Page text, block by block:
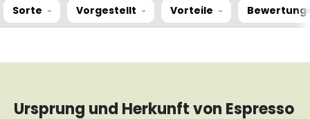
Sorte Vorgestellt Vorteile
Ursprung und Herkunft von Espresso